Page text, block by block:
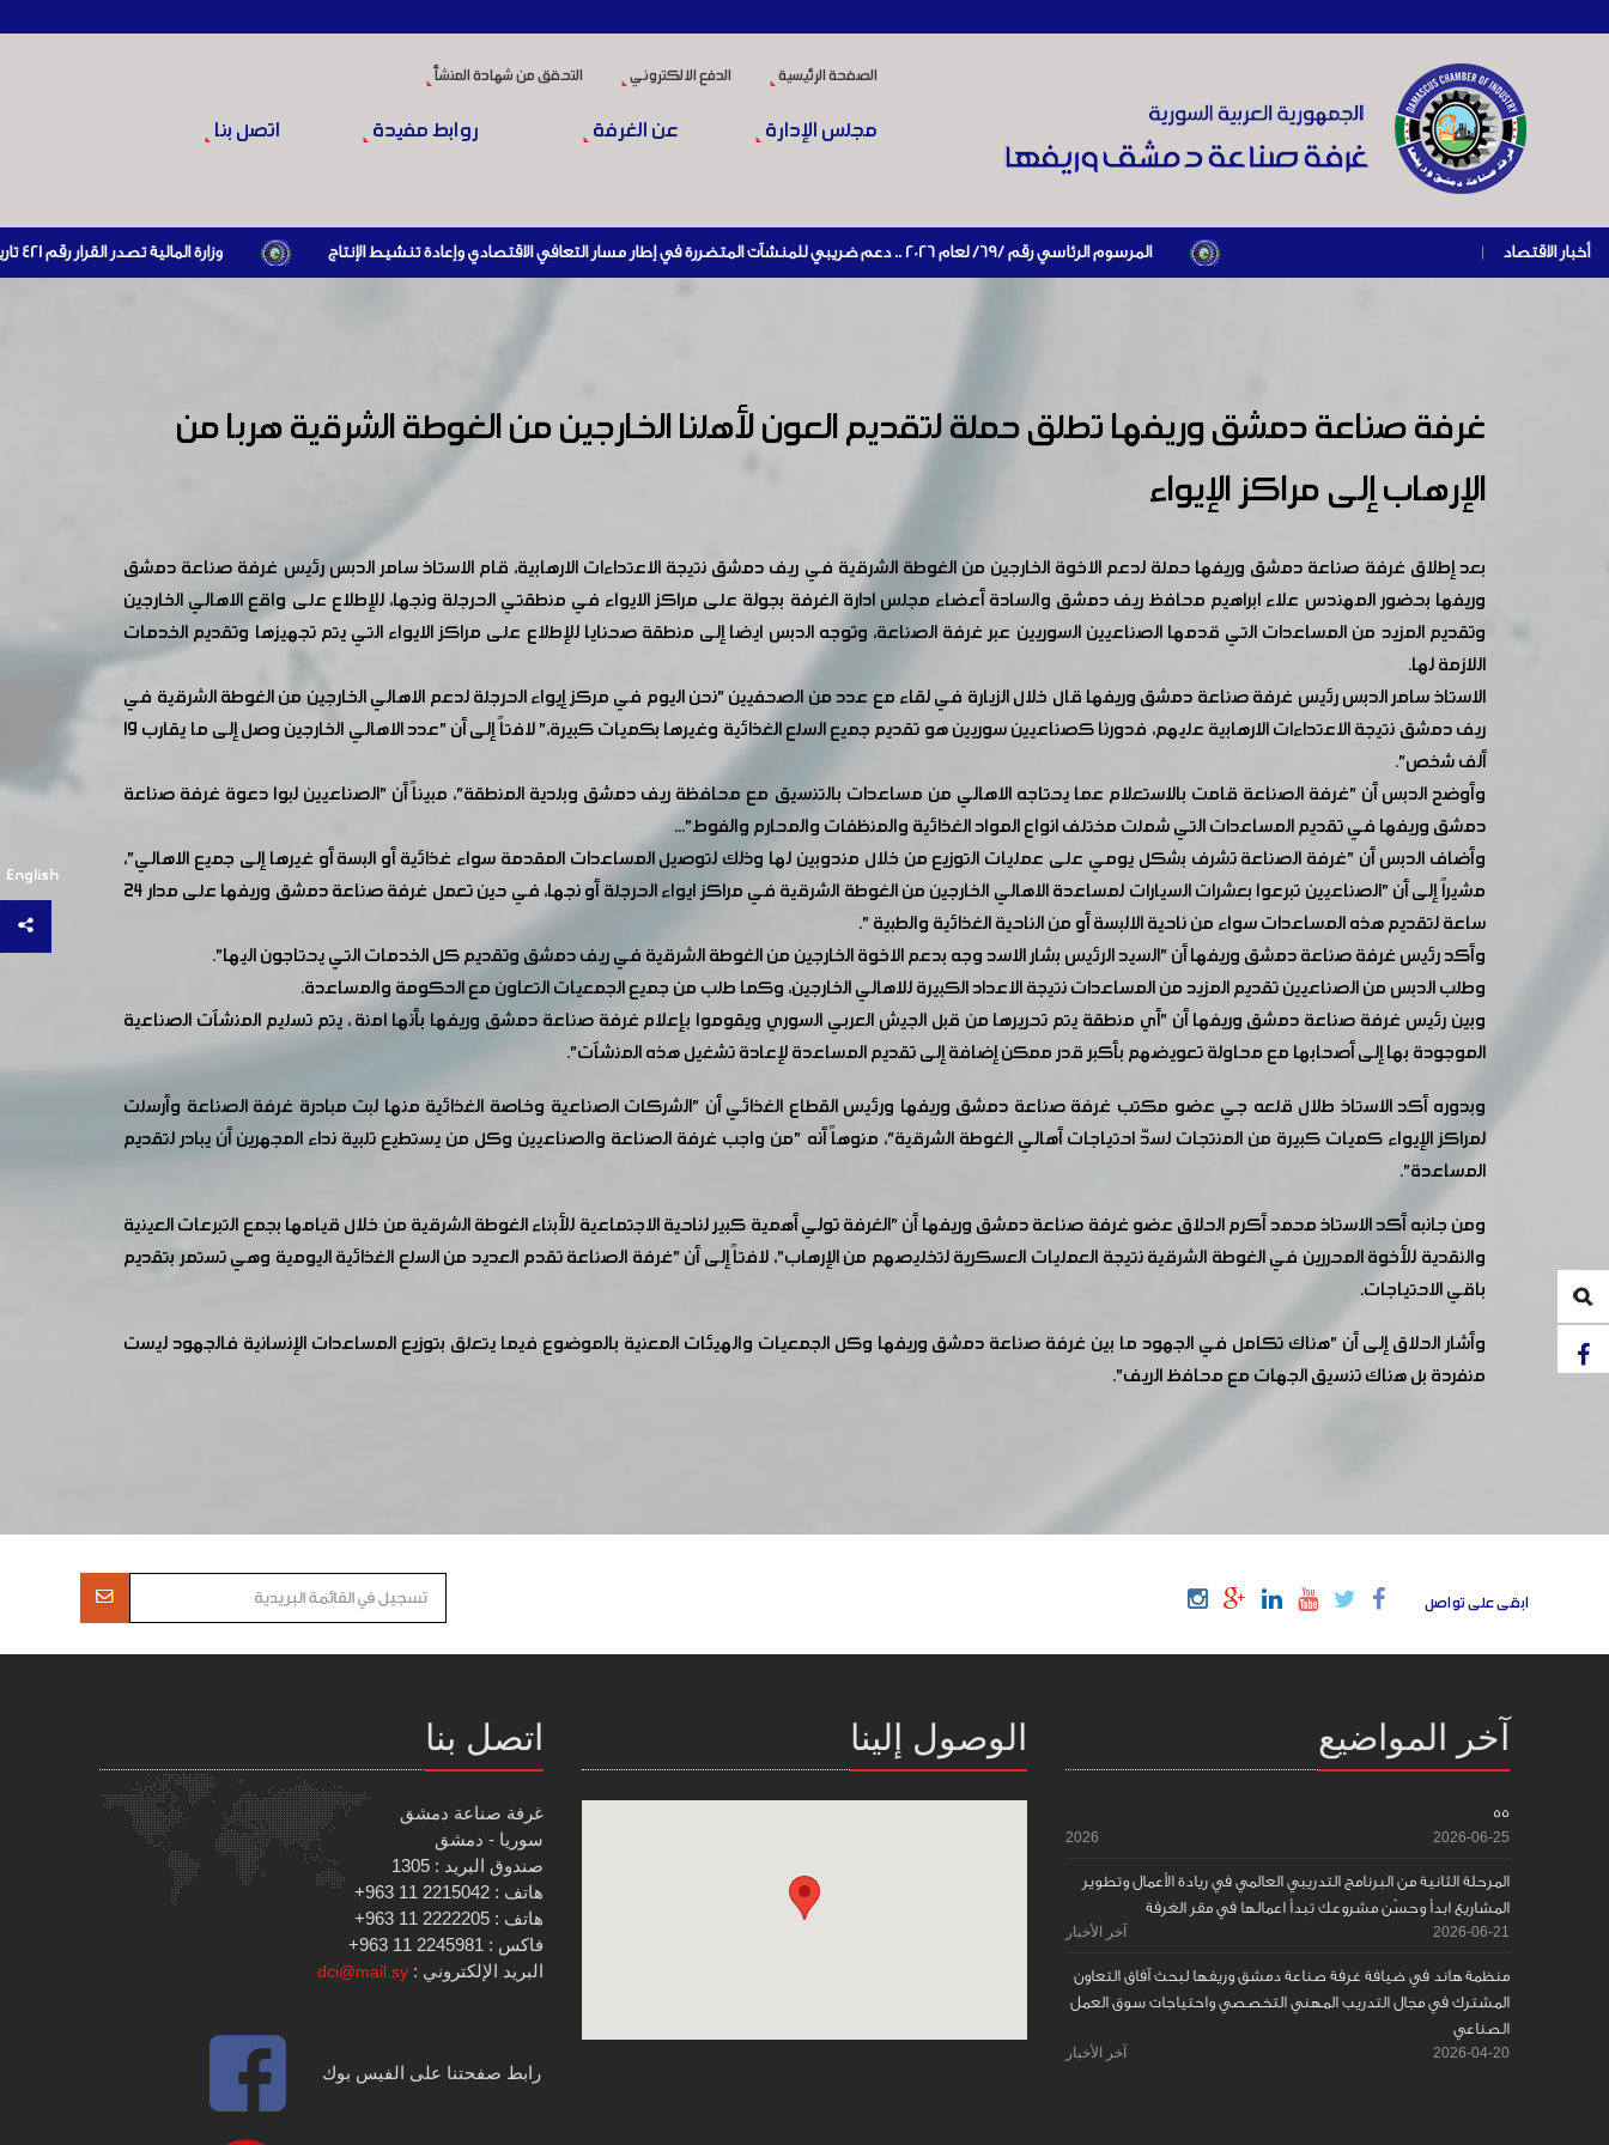
الصفحة الرئيسية الدفع الالكتروني التحقق من شهادة المنشأ
مجلس الإدارة عن الغرفة روابط مفيدة اتصل بنا
أخبار الاقتصاد | المرسوم الرئاسي رقم /69/ لعام 2026 .. دعم ضريبي للمنشآت المتضررة في إطار مسار التعافي الاقتصادي وإعادة تنشيط الإنتاج وزارة المالية تصدر القرار رقم 421 تاريخ 24/3/2026 المتضمن الزام المستوردين بإبراز براءة ذمة مالية سارية صادرة عن الهيئة العامة للضرائب والرسوم أو مديرياتها عند القيام بعمليات الاستيراد
English
غرفة صناعة دمشق وريفها تطلق حملة لتقديم العون لأهلنا الخارجين من الغوطة الشرقية هربا من
الإرهاب إلى مراكز الإيواء
بعد إطلاق غرفة صناعة دمشق وريفها حملة لدعم الاخوة الخارجين من الغوطة الشرقية في ريف دمشق نتيجة الاعتداءات الارهابية، قام الاستاذ سامر الدبس رئيس غرفة صناعة دمشق
وريفها بحضور المهندس علاء ابراهيم محافظ ريف دمشق والسادة أعضاء مجلس ادارة الغرفة بجولة على مراكز الايواء في منطقتي الحرجلة ونجها، للإطلاع على واقع الاهالي الخارجين
وتقديم المزيد من المساعدات التي قدمها الصناعيين السوريين عبر غرفة الصناعة، وتوجه الدبس ايضا إلى منطقة صحنايا للإطلاع على مراكز الايواء التي يتم تجهيزها وتقديم الخدمات
اللازمة لها.
الاستاذ سامر الدبس رئيس غرفة صناعة دمشق وريفها قال خلال الزيارة في لقاء مع عدد من الصحفيين "نحن اليوم في مركز إيواء الحرجلة لدعم الاهالي الخارجين من الغوطة الشرقية في
ريف دمشق نتيجة الاعتداءات الارهابية عليهم، فدورنا كصناعيين سوريين هو تقديم جميع السلع الغذائية وغيرها بكميات كبيرة،" لافتاً إلى أن "عدد الاهالي الخارجين وصل إلى ما يقارب 19
ألف شخص".
وأوضح الدبس أن "غرفة الصناعة قامت بالاستعلام عما يحتاجه الاهالي من مساعدات بالتنسيق مع محافظة ريف دمشق وبلدية المنطقة"، مبيناً أن "الصناعيين لبوا دعوة غرفة صناعة
دمشق وريفها في تقديم المساعدات التي شملت مختلف انواع المواد الغذائية والمنظفات والمحارم والفوط"...
وأضاف الدبس أن "غرفة الصناعة تشرف بشكل يومي على عمليات التوزيع من خلال مندوبين لها وذلك لتوصيل المساعدات المقدمة سواء غذائية أو البسة أو غيرها إلى جميع الاهالي"،
مشيراً إلى أن "الصناعيين تبرعوا بعشرات السيارات لمساعدة الاهالي الخارجين من الغوطة الشرقية في مراكز ايواء الحرجلة أو نجها، في حين تعمل غرفة صناعة دمشق وريفها على مدار 24
ساعة لتقديم هذه المساعدات سواء من ناحية الالبسة أو من الناحية الغذائية والطبية ".
وأكد رئيس غرفة صناعة دمشق وريفها أن "السيد الرئيس بشار الاسد وجه بدعم الاخوة الخارجين من الغوطة الشرقية في ريف دمشق وتقديم كل الخدمات التي يحتاجون اليها".
وطلب الدبس من الصناعيين تقديم المزيد من المساعدات نتيجة الاعداد الكبيرة للاهالي الخارجين، وكما طلب من جميع الجمعيات التعاون مع الحكومة والمساعدة.
وبين رئيس غرفة صناعة دمشق وريفها أن "أي منطقة يتم تحريرها من قبل الجيش العربي السوري ويقوموا بإعلام غرفة صناعة دمشق وريفها بأنها امنة ، يتم تسليم المنشآت الصناعية
الموجودة بها إلى أصحابها مع محاولة تعويضهم بأكبر قدر ممكن إضافة إلى تقديم المساعدة لإعادة تشغيل هذه المنشآت".
وبدوره أكد الاستاذ طلال قلعه جي عضو مكتب غرفة صناعة دمشق وريفها ورئيس القطاع الغذائي أن "الشركات الصناعية وخاصة الغذائية منها لبت مبادرة غرفة الصناعة وأرسلت
لمراكز الإيواء كميات كبيرة من المنتجات لسدّ احتياجات أهالي الغوطة الشرقية"، منوهاً أنه "من واجب غرفة الصناعة والصناعيين وكل من يستطيع تلبية نداء المجهرين أن يبادر لتقديم
المساعدة".
ومن جانبه أكد الاستاذ محمد أكرم الحلاق عضو غرفة صناعة دمشق وريفها أن "الغرفة تولي أهمية كبير لناحية الاجتماعية للأبناء الغوطة الشرقية من خلال قيامها بجمع التبرعات العينية
والنقدية للأخوة المحررين في الغوطة الشرقية نتيجة العمليات العسكرية لتخليصهم من الإرهاب"، لافتاً إلى أن "غرفة الصناعة تقدم العديد من السلع الغذائية اليومية وهي تستمر بتقديم
باقي اﻻحتياجات.
وأشار الحلاق إلى أن "هناك تكامل في الجهود ما بين غرفة صناعة دمشق وريفها وكل الجمعيات والهيئات المعنية بالموضوع فيما يتعلق بتوزيع المساعدات الإنسانية فالجهود ليست
منفردة بل هناك تنسيق الجهات مع محافظ الريف".
ابقى على تواصل
آخر المواضيع
55
2026-06-25
2026
المرحلة الثانية من البرنامج التدريبي العالمي في ريادة الأعمال وتطوير
المشاريع ابدأ وحسّن مشروعك تبدأ اعمالها في مقر الغرفة
2026-06-21 آخر الأخبار
منظمة هاند في ضيافة غرفة صناعة دمشق وريفها لبحث آفاق التعاون
المشترك في مجال التدريب المهني التخصصي واحتياجات سوق العمل
الصناعي
2026-04-20 آخر الأخبار
الوصول إلينا اتصل بنا
غرفة صناعة دمشق
سوريا - دمشق
صندوق البريد : 1305
هاتف : 2215042 11 963+
هاتف : 2222205 11 963+
فاكس : 2245981 11 963+
البريد الإلكتروني : dci@mail.sy
رابط صفحتنا على الفيس بوك